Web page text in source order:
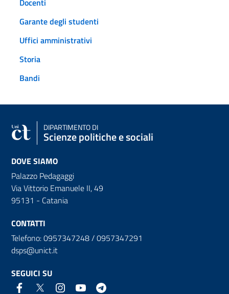
Garante degli studenti
Uffici amministrativi
Storia
Bandi
DIPARTIMENTO DI
Scienze politiche e sociali
DOVE SIAMO
Palazzo Pedagaggi
Via Vittorio Emanuele II, 49
95131 - Catania
CONTATTI
Telefono: 0957347248 / 0957347291
dsps@unict.it
SEGUICI SU